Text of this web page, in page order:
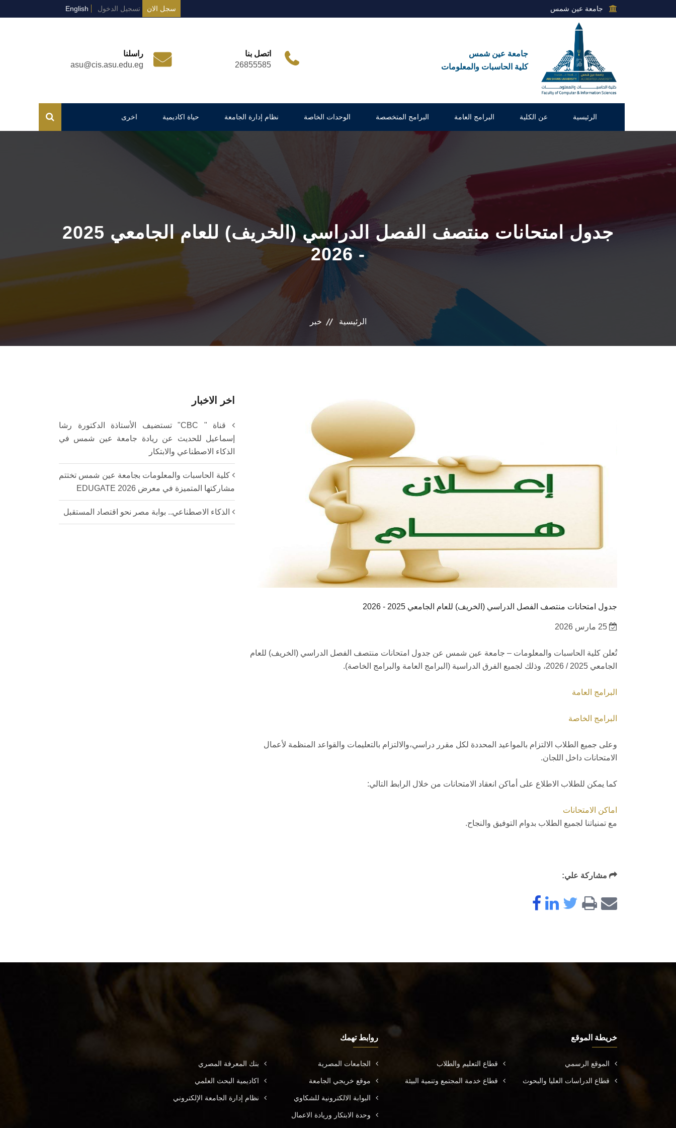
جامعة عين شمس سجل الان تسجيل الدخول English
جامعة عين شمس
كلية الحاسبات والمعلومات
اتصل بنا
26855585
راسلنا
asu@cis.asu.edu.eg
الرئيسية عن الكلية البرامج العامة البرامج المتخصصة الوحدات الخاصة نظام إدارة الجامعة حياة اكاديمية اخرى
جدول امتحانات منتصف الفصل الدراسي (الخريف) للعام الجامعي 2025
- 2026
الرئيسية خبر
جدول امتحانات منتصف الفصل الدراسي (الخريف) للعام الجامعي 2025 - 2026
تُعلن كلية الحاسبات والمعلومات – جامعة عين شمس عن جدول امتحانات منتصف الفصل الدراسي (الخريف) للعام
الجامعي 2025 / 2026، وذلك لجميع الفرق الدراسية (البرامج العامة والبرامج الخاصة).
البرامج العامة
البرامج الخاصة
وعلى جميع الطلاب الالتزام بالمواعيد المحددة لكل مقرر دراسي،والالتزام بالتعليمات والقواعد المنظمة لأعمال
الامتحانات داخل اللجان.
كما يمكن للطلاب الاطلاع على أماكن انعقاد الامتحانات من خلال الرابط التالي:
اماكن الامتحانات
مع تمنياتنا لجميع الطلاب بدوام التوفيق والنجاح.
مشاركة علي:
اخر الاخبار
قناة " CBC" تستضيف الأستاذة الدكتورة رشا
إسماعيل للحديث عن ريادة جامعة عين شمس في
الذكاء الاصطناعي والابتكار
كلية الحاسبات والمعلومات بجامعة عين شمس تختتم
مشاركتها المتميزة في معرض EDUGATE 2026
الذكاء الاصطناعي.. بوابة مصر نحو اقتصاد المستقبل
خريطة الموقع
الموقع الرسمي قطاع التعليم والطلاب
قطاع الدراسات العليا والبحوث قطاع خدمة المجتمع وتنمية البيئة
روابط تهمك
الجامعات المصرية بنك المعرفة المصري
موقع خريجي الجامعة اكاديمية البحث العلمي
البوابة الالكترونية للشكاوي نظام إدارة الجامعة الإلكتروني
وحدة الابتكار وريادة الاعمال